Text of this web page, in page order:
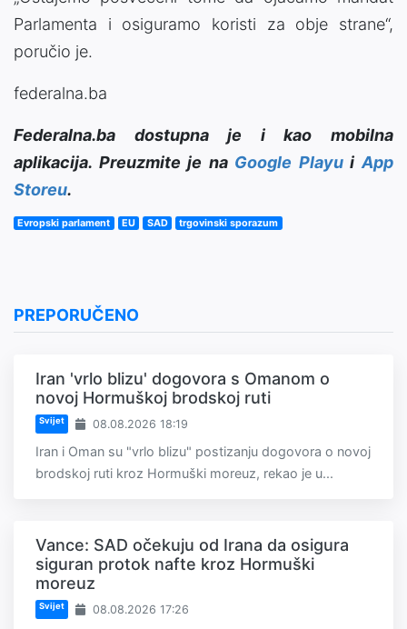
Parlamenta i osiguramo koristi za obje strane“,
poručio je.
federalna.ba
Federalna.ba dostupna je i kao mobilna
aplikacija. Preuzmite je na Google PlayuiApp
Storeu.
Evropski parlament EU SAD trgovinski sporazum
PREPORUČENO
Iran 'vrlo blizu' dogovora s Omanom o
novoj Hormuškoj brodskoj ruti
Svijet 08.08.2026 18:19
Iran i Oman su "vrlo blizu" postizanju dogovora o novoj
brodskoj ruti kroz Hormuški moreuz, rekao je u...
Vance: SAD očekuju od Irana da osigura
siguran protok nafte kroz Hormuški
moreuz
Svijet 08.08.2026 17:26